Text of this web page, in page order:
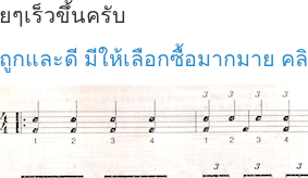
ๆเร็วขึ้นครับ
กและดี มีให้เลือกซื้อมากมาย ค